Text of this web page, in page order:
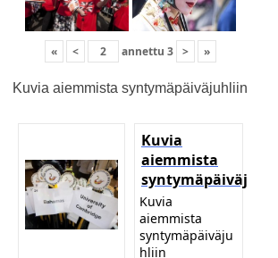
« < annettu 3 > »
Kuvia aiemmista syntymäpäiväjuhliin
Kuvia
aiemmista
Kuvia
aiemmista
syntymäpäiväju
hliin